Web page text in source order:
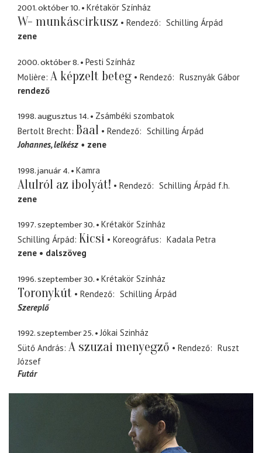
2001. október 10. Krétakör Színház
W- munkáscirkusz Rendező
Schilling Árpád
zene
2000. október 8.
Pesti Színház
Molière A képzelt beteg Rendező
Rusznyák Gábor
rendező
1998. augusztus 14.
Zsámbéki szombatok
Bertolt Brecht Baal Rendező
Schilling Árpád
Johannes lelkész zene
1998. január 4. Kamra
Alulról az ibolyát! Rendező Schilling Árpád f.h.
zene
1997. szeptember 30.
Krétakör Színház
Schilling Árpád Kicsi Koreográfus
Kadala Petra
zene
dalszöveg
1996. szeptember 30. Krétakör Színház
Toronykút Rendező
Schilling Árpád
Szereplő
1992. szeptember 25.
Jókai Szinház
Sütő András A szuzai menyegző Rendező
Ruszt
József
Futár